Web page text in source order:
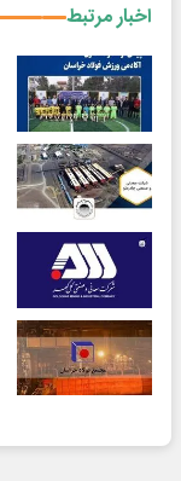
اخبار مرتبط